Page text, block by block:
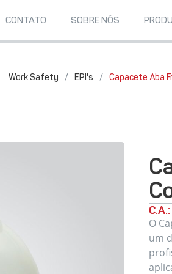
CONTATO SOBRE NÓS
Work Safety / EPI's / Capacete Aba
O
um